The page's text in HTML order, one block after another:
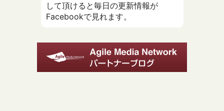
して頂けると毎日の更新情報が
Facebookで見れます。